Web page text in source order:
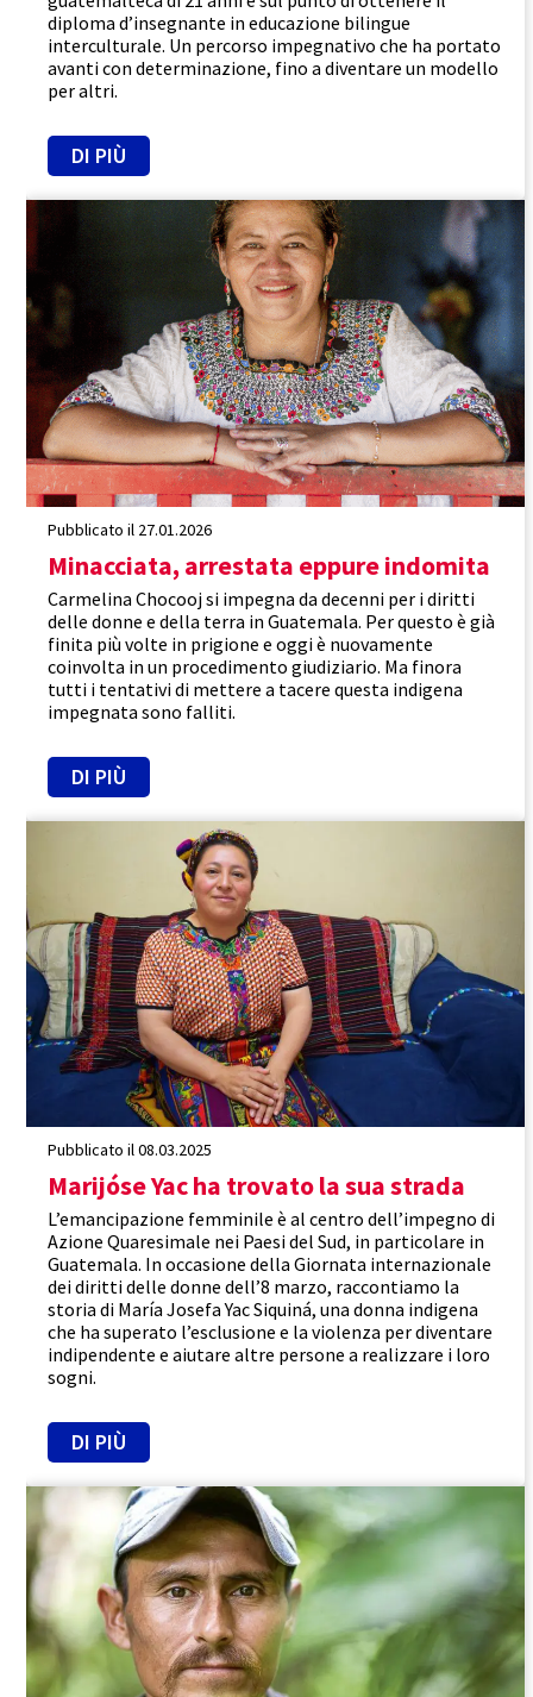
diploma d’insegnante in educazione bilingue
interculturale. Un percorso impegnativo che ha portato
avanti con determinazione, fino a diventare un modello
per altri.
DI PIÙ
Guatemala
Promuovere l'uguaglianza
Rafforzamento
Pubblicato il 27.01.2026
Minacciata, arrestata eppure indomita
Carmelina Chocooj si impegna da decenni per i diritti
delle donne e della terra in Guatemala. Per questo è già
finita più volte in prigione e oggi è nuovamente
coinvolta in un procedimento giudiziario. Ma finora
tutti i tentativi di mettere a tacere questa indigena
impegnata sono falliti.
DI PIÙ
Promuovere l'uguaglianza
Pubblicato il 08.03.2025
Marijóse Yac ha trovato la sua strada
L’emancipazione femminile è al centro dell’impegno di
Azione Quaresimale nei Paesi del Sud, in particolare in
Guatemala. In occasione della Giornata internazionale
dei diritti delle donne dell’8 marzo, raccontiamo la
storia di María Josefa Yac Siquiná, una donna indigena
che ha superato l’esclusione e la violenza per diventare
indipendente e aiutare altre persone a realizzare i loro
sogni.
DI PIÙ
Guatemala
Agroecologia
Porre fine alla fame